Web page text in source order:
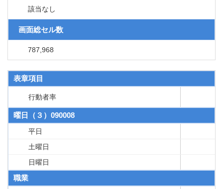
該当なし
画面総セル数
787,968
表章項目
行動者率
曜日（３）090008
平日
土曜日
日曜日
職業